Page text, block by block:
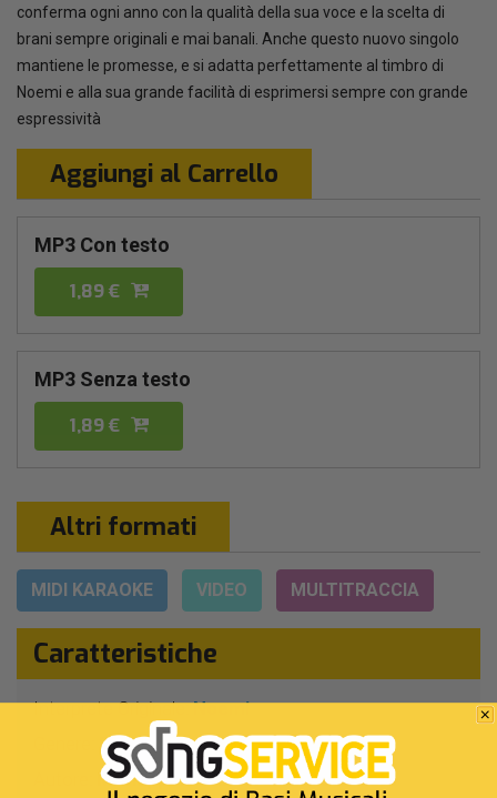
conferma ogni anno con la qualità della sua voce e la scelta di
brani sempre originali e mai banali. Anche questo nuovo singolo
mantiene le promesse, e si adatta perfettamente al timbro di
Noemi e alla sua grande facilità di esprimersi sempre con grande
espressività
Aggiungi al Carrello
MP3 Con testo
1,89 €
MP3 Senza testo
1,89 €
Altri formati
MIDI KARAOKE VIDEO MULTITRACCIA
Caratteristiche
Interprete Originale:Noemi
Pop/rock Italiano
M.Ciappelli - A.Flora - S.De Donato